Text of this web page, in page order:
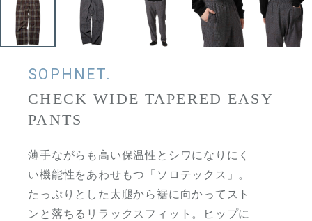
SOPHNET.
CHECK WIDE TAPERED EASY
PANTS
薄手ながらも高い保温性とシワになりにく
い機能性をあわせもつ「ソロテックス」。
たっぷりとした太腿から裾に向かってスト
ンと落ちるリラックスフィット。ヒップに